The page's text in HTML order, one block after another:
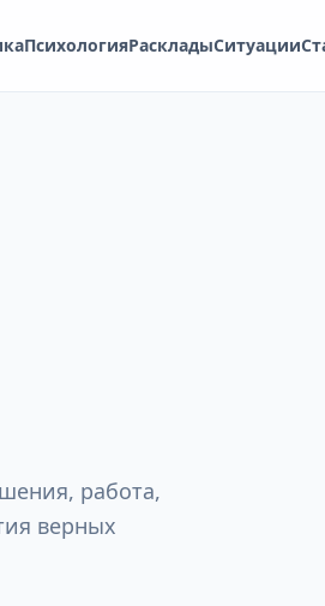
ПсихологияРаскладыСитуации
работа,
верных